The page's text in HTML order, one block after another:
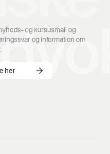
og kursusmail og
og information om
her